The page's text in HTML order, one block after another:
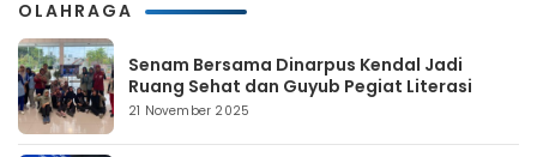
OLAHRAGA
Senam Bersama Dinarpus Kendal Jadi
Ruang Sehat dan Guyub Pegiat Literasi
21 November 2025